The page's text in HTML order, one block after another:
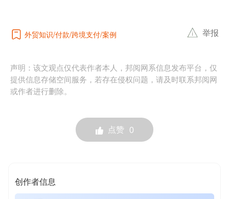
外贸知识 付款 跨境支付 案例 举报
声明：该文观点仅代表作者本人，邦阅网系信息发布平台，仅
提供信息存储空间服务，若存在侵权问题，请及时联系邦阅网
或作者进行删除。
点赞 0
创作者信息